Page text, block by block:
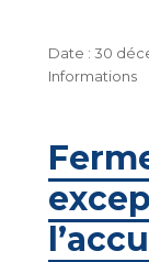
Publié
le
30
Informations